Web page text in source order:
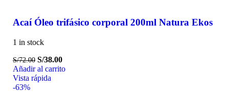
Acaí Óleo trifásico corporal 200ml Natura Ekos
1 in stock
S/72.00 S/38.00
Añadir al carrito
Vista rápida
-63%